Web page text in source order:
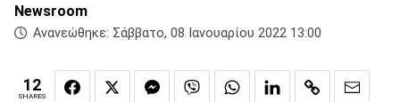
Newsroom
Ανανεώθηκε: Σάββατο, 08 Ιανουαρίου 2022 13:00
12
SHARES